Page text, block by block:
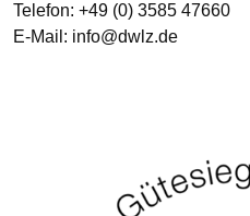
Telefon: +49 (0) 3585 47660
E-Mail: info­@­dwlz­.­de